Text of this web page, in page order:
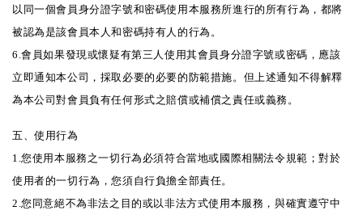
以同一個會員身分證字號和密碼使用本服務所進行的所有行為，都將
被認為是該會員本人和密碼持有人的行為。
6.會員如果發現或懷疑有第三人使用其會員身分證字號或密碼，應該
立即通知本公司，採取必要的必要的防範措施。但上述通知不得解釋
為本公司對會員負有任何形式之賠償或補償之責任或義務。
五、使用行為
1.您使用本服務之一切行為必須符合當地或國際相關法令規範；對於
使用者的一切行為，您須自行負擔全部責任。
2.您同意絕不為非法之目的或以非法方式使用本服務，與確實遵守中